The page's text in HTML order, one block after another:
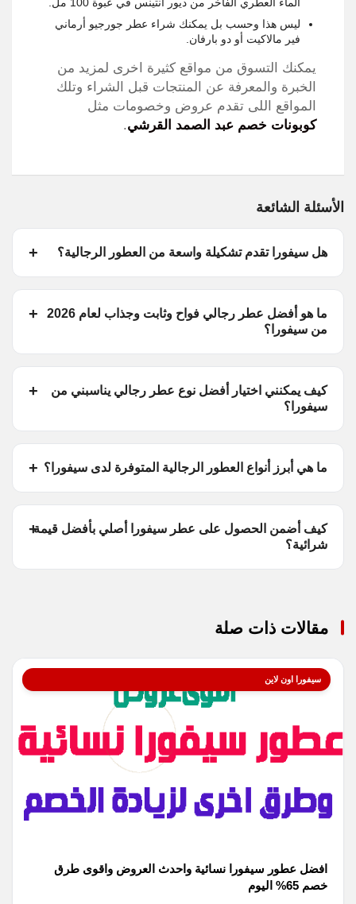
ليس هذا وحسب بل يمكنك شراء عطر جورجيو أرماني
فير مالاكيت أو دو بارفان.
يمكنك التسوق من مواقع كثيرة اخرى لمزيد من
الخبرة والمعرفة عن المنتجات قبل الشراء وتلك
المواقع اللى تقدم عروض وخصومات مثل
كوبونات خصم عبد الصمد القرشي.
الأسئلة الشائعة
هل سيفورا تقدم تشكيلة واسعة من العطور الرجالية؟
ما هو أفضل عطر رجالي فواح وثابت وجذاب لعام 2026
من سيفورا؟
كيف يمكنني اختيار أفضل نوع عطر رجالي يناسبني من
سيفورا؟
ما هي أبرز أنواع العطور الرجالية المتوفرة لدى سيفورا؟
كيف أضمن الحصول على عطر سيفورا أصلي بأفضل قيمة
شرائية؟
مقالات ذات صلة
سيفورا اون لاين
افضل عطور سيفورا نسائية واحدث العروض واقوى طرق
خصم 65% اليوم